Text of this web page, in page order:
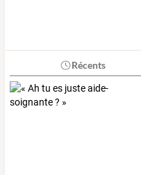
Récents